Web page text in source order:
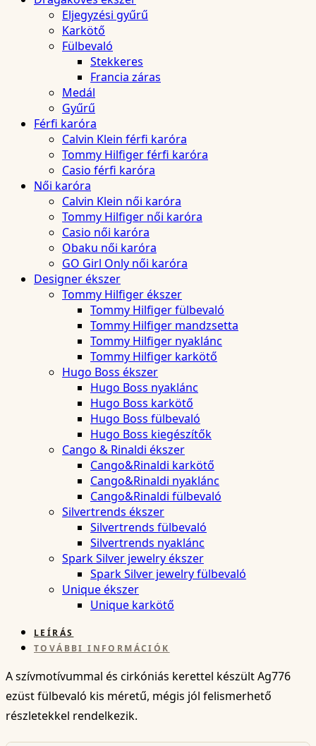
Eljegyzési gyűrű
Karkötő
Fülbevaló
Stekkeres
Francia záras
Medál
Gyűrű
Férfi karóra
Calvin Klein férfi karóra
Tommy Hilfiger férfi karóra
Casio férfi karóra
Női karóra
Calvin Klein női karóra
Tommy Hilfiger női karóra
Casio női karóra
Obaku női karóra
GO Girl Only női karóra
Designer ékszer
Tommy Hilfiger ékszer
Tommy Hilfiger fülbevaló
Tommy Hilfiger mandzsetta
Tommy Hilfiger nyaklánc
Tommy Hilfiger karkötő
Hugo Boss ékszer
Hugo Boss nyaklánc
Hugo Boss karkötő
Hugo Boss fülbevaló
Hugo Boss kiegészítők
Cango & Rinaldi ékszer
Cango&Rinaldi karkötő
Cango&Rinaldi nyaklánc
Cango&Rinaldi fülbevaló
Silvertrends ékszer
Silvertrends fülbevaló
Silvertrends nyaklánc
Spark Silver jewelry ékszer
Spark Silver jewelry fülbevaló
Unique ékszer
Unique karkötő
LEÍRÁS
TOVÁBBI INFORMÁCIÓK
A szívmotívummal és cirkóniás kerettel készült Ag776
ezüst fülbevaló kis méretű, mégis jól felismerhető
részletekkel rendelkezik.